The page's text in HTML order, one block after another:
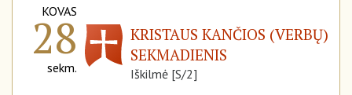
KOVAS
28
sekm.
KRISTAUS KANČIOS (VERBŲ)
SEKMADIENIS
Iškilmė [S/2]